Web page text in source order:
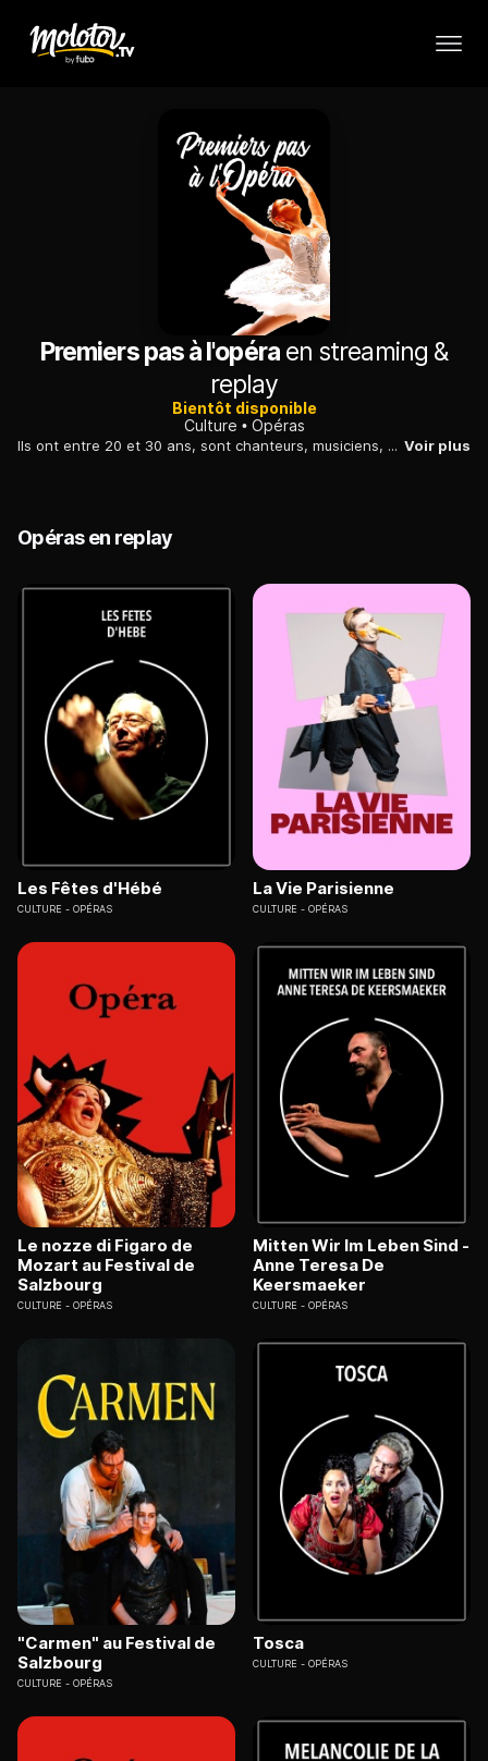
Premiers pas à l'opéraen streaming &
replay
Bientôt disponible
Culture
Opéras
Ils ont entre 20 et 30 ans, sont chanteurs, musiciens, chorégraphes ou metteurs en scène. Ils ont été choisis pour leur excellence et entrent à l'académie de l'Opéra de Paris. Voir plus
Opéras en replay
Les Fêtes d'Hébé
CULTURE OPÉRAS
La Vie Parisienne
CULTURE OPÉRAS
Le nozze di Figaro de
Mozart au Festival de
Salzbourg
CULTURE OPÉRAS
Mitten Wir Im Leben Sind -
Anne Teresa De
Keersmaeker
CULTURE OPÉRAS
"Carmen" au Festival de
Salzbourg
CULTURE OPÉRAS
Tosca
CULTURE OPÉRAS